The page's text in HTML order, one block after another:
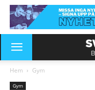
Hem Gym
Gym